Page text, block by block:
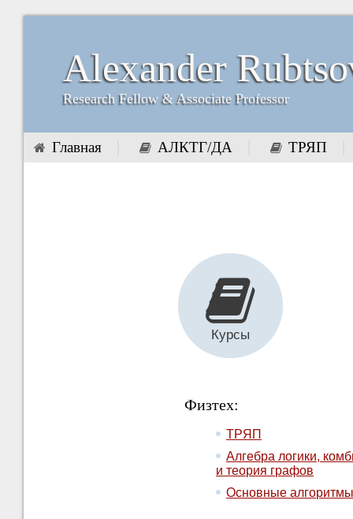
Alexander
Research Fellow & Associate Professor
Главная АЛКТГ/ДА ТРЯП
Физтех:
ТРЯП
Алгебра логики,
и теория графов
Основные